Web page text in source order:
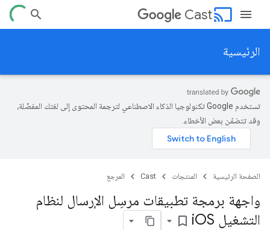
cast
Cast
الرئيسية
تستخدم Google تكنولوجيا الذكاء الاصطناعي لترجمة المحتوى إلى لغتك المفضّلة،
وقد تتضمّن بعض الأخطاء.
الصفحة الرئيسية المنتجات Cast المرجع
واجهة برمجة تطبيقات مرسِل الإرسال لنظام
التشغيل i OS
bookmark_border